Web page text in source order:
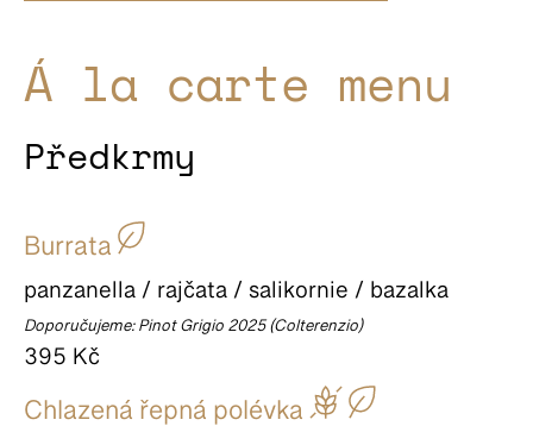
Á la carte menu
Předkrmy
Burrata
panzanella / rajčata / salikornie / bazalka
Doporučujeme: Pinot Grigio 2025 (Colterenzio)
395 Kč